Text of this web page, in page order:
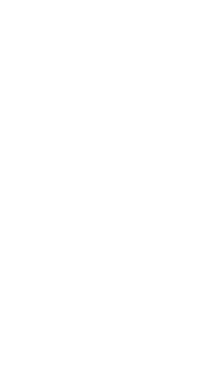
ezt kell tennie, ha a kutyája fuldoklik
tennie, ha a kutyája fuldoklik